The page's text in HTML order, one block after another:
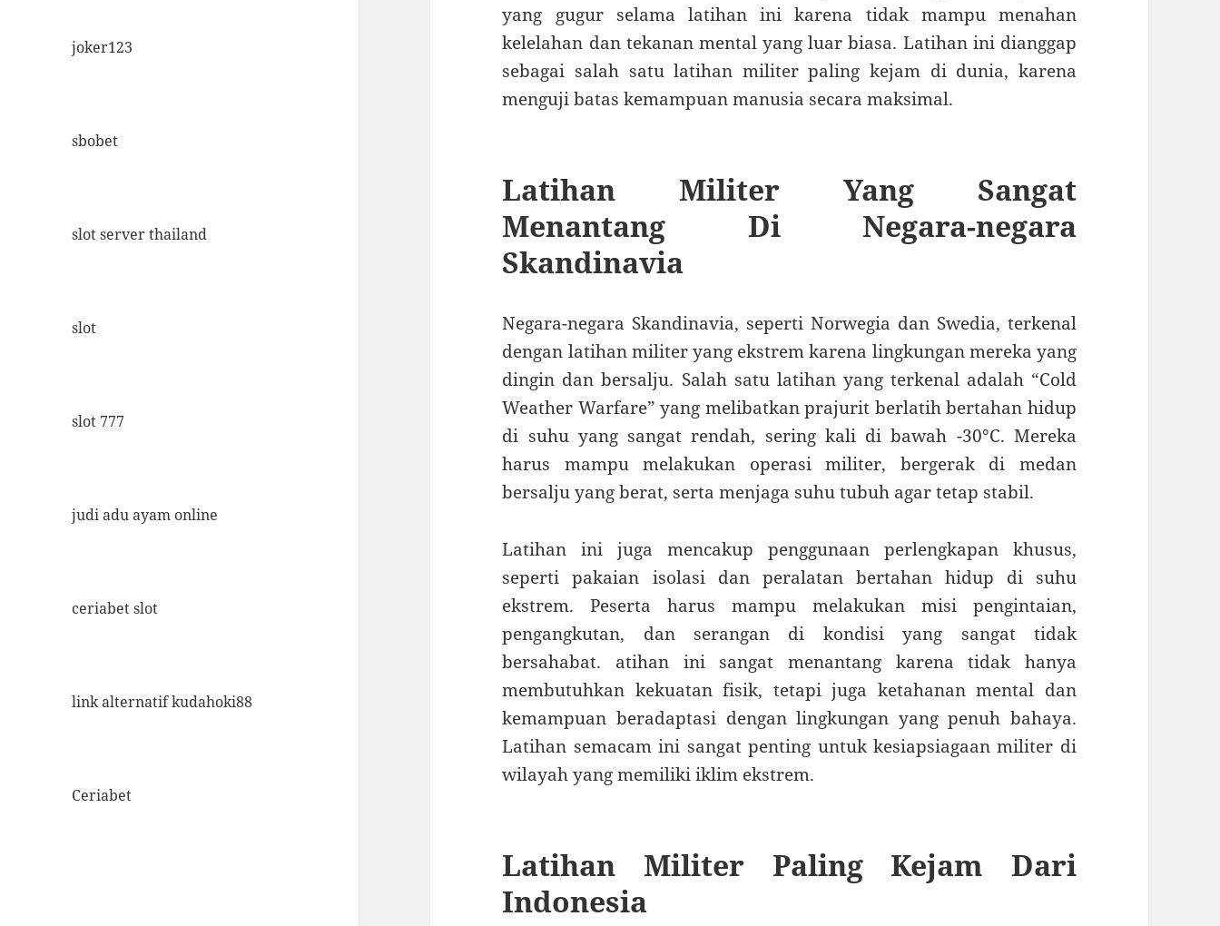
joker123
sbobet
slot server thailand
slot
slot 777
judi adu ayam online
ceriabet slot
link alternatif kudahoki88
Ceriabet
yang gugur selama latihan ini karena tidak mampu menahan
kelelahan dan tekanan mental yang luar biasa. Latihan ini dianggap
sebagai salah satu latihan militer paling kejam di dunia, karena
menguji batas kemampuan manusia secara maksimal.
Latihan Militer Yang Sangat
Menantang Di Negara-negara
Skandinavia
Negara-negara Skandinavia, seperti Norwegia dan Swedia, terkenal
dengan latihan militer yang ekstrem karena lingkungan mereka yang
dingin dan bersalju. Salah satu latihan yang terkenal adalah “Cold
Weather Warfare” yang melibatkan prajurit berlatih bertahan hidup
di suhu yang sangat rendah, sering kali di bawah -30°C. Mereka
harus mampu melakukan operasi militer, bergerak di medan
bersalju yang berat, serta menjaga suhu tubuh agar tetap stabil.
Latihan ini juga mencakup penggunaan perlengkapan khusus,
seperti pakaian isolasi dan peralatan bertahan hidup di suhu
ekstrem. Peserta harus mampu melakukan misi pengintaian,
pengangkutan, dan serangan di kondisi yang sangat tidak
bersahabat. atihan ini sangat menantang karena tidak hanya
membutuhkan kekuatan fisik, tetapi juga ketahanan mental dan
kemampuan beradaptasi dengan lingkungan yang penuh bahaya.
Latihan semacam ini sangat penting untuk kesiapsiagaan militer di
wilayah yang memiliki iklim ekstrem.
Latihan Militer Paling Kejam Dari
Indonesia